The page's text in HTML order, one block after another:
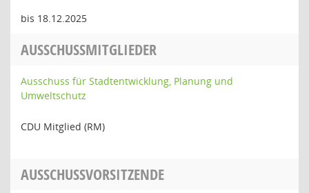
bis 18.12.2025
AUSSCHUSSMITGLIEDER
Ausschuss für Stadtentwicklung, Planung und
Umweltschutz
CDU Mitglied (RM)
AUSSCHUSSVORSITZENDE